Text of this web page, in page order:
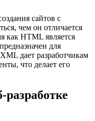
сайтов с
чем он отличается
как HTML является
для
дает разработчикам
что делает его